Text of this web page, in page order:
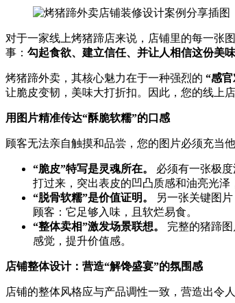
对于一家线上烤猪蹄店来说，店铺里的每一张
事： 勾起食欲、建立信任、并让人相信这份美
烤猪蹄外卖，其核心魅力在于一种强烈的 “感
让脆皮变韧，美味大打折扣。因此，您的线上
用图片精准传达“酥脆软糯”的口感
顾客无法亲自触摸和品尝，您的图片必须充当
“脆皮”特写是灵魂所在。 必须有一张极
打过来，突出表皮的凹凸质感和油亮光泽
“脱骨软糯”是价值证明。
另一张关键图
顾客：它足够入味，且软烂易食。
“整体卖相”激发场景联想。
完整的猪蹄
感觉，提升价值感。
店铺整体设计：营造“解馋盛宴”的氛围感
店铺的整体风格应与产品调性一致，营造出令